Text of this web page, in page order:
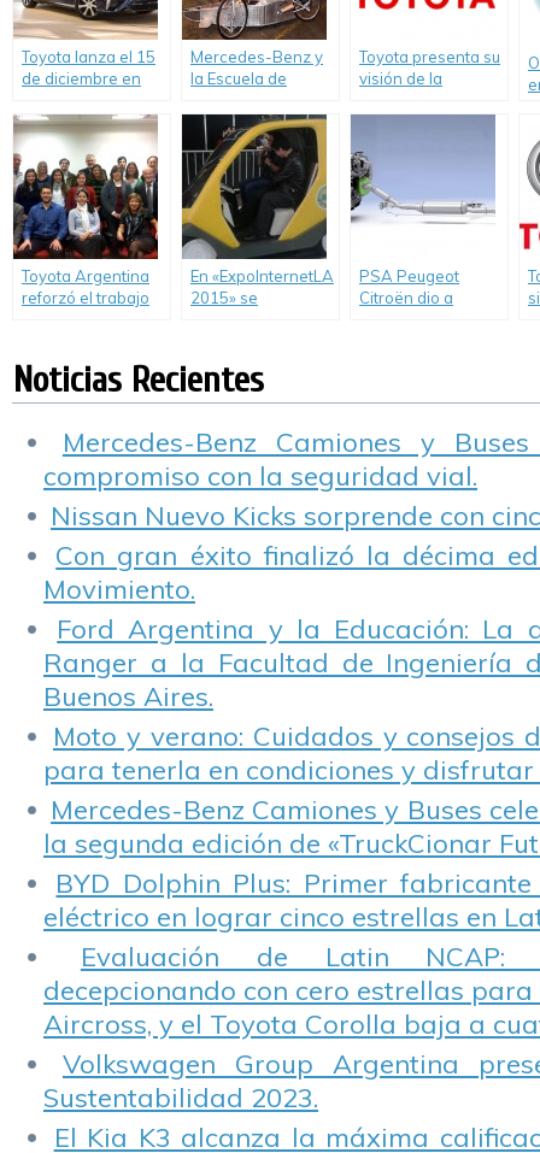
Toyota lanza el 15
de diciembre en
de pila de
combustible
Mercedes-Benz y
la Escuela de
Fundación Fangio
participan en la
primera
competencia de
prototipos de autos
ecológicos:
Desafío ECO.
Toyota presenta su
visión de la
Automóvil de Tokio
Toyota Argentina
reforzó el trabajo
suministro
En «ExpoInternetLA
2015» se
desarrollados en el
país
PSA Peugeot
Citroën dio a
Noticias Recientes
Mercedes-Benz Camiones y
compromiso con la seguridad vial.
Nissan Nuevo Kicks sorprende con
Con gran éxito finalizó la décima
Movimiento.
Ford Argentina y la Educación: La
Ranger a la Facultad de Ingeniería
Buenos Aires.
Moto y verano: Cuidados y consejos
para tenerla en condiciones y disfrutar
Mercedes-Benz Camiones y Buses
la segunda edición de «TruckCionar
BYD Dolphin Plus: Primer
eléctrico en lograr cinco estrellas en
Evaluación de Latin NCAP:
decepcionando con cero estrellas para
Aircross, y el Toyota Corolla baja a
Volkswagen Group Argentina
Sustentabilidad 2023.
El Kia K3 alcanza la máxima